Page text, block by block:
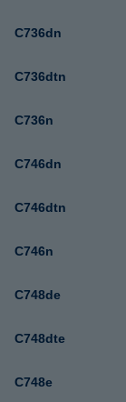
C736dn
C736dtn
C736n
C746dn
C746dtn
C746n
C748de
C748dte
C748e